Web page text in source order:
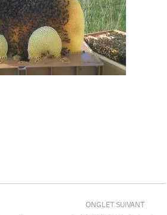
ONGLET SUIVANT